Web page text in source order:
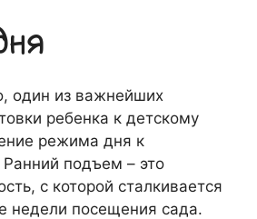
один из важнейших
ребенка к детскому
режима дня к
подъем – это
с которой сталкивается
недели посещения сада.